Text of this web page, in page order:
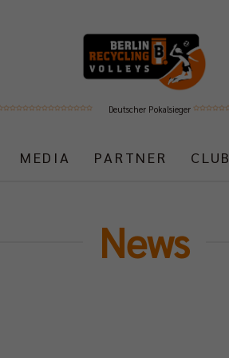
Deutscher Pokalsieger
MEDIA PARTNER CLUB
News